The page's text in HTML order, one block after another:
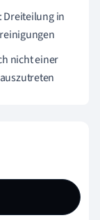
Dreiteilung in
nicht einer